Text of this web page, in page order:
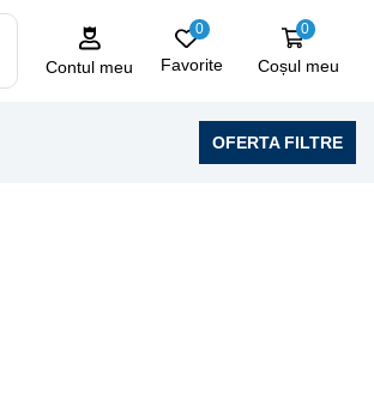
Contul meu
0
Favorite
0
Coșul meu
OFERTA FILTRE